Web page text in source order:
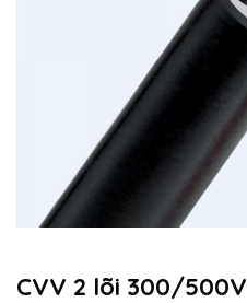
CVV 2 lõi 300/500V